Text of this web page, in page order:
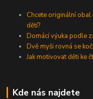
Chcete originální
dětí?
Domácí výuka podle
Dvě myši rovná se
Jak motivovat děti ke
Kde nás najdete